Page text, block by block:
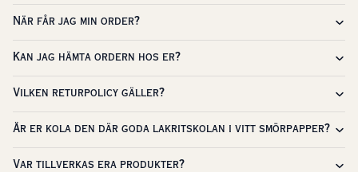
När får jag min order?
Kan jag hämta ordern hos er?
Vilken returpolicy gäller?
Är er kola den där goda lakritskolan i vitt smörpapper?
Var tillverkas era produkter?